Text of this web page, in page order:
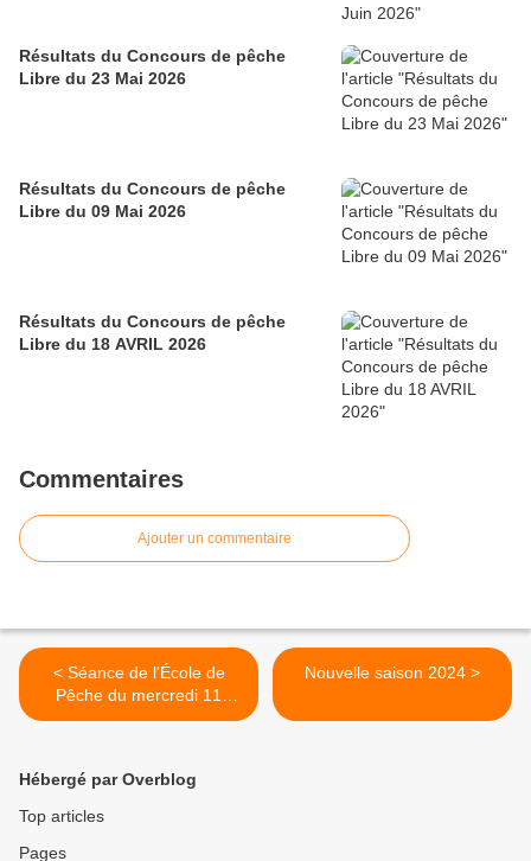
Résultats du Concours de pêche
Libre du 23 Mai 2026
Résultats du Concours de pêche
Libre du 09 Mai 2026
Résultats du Concours de pêche
Libre du 18 AVRIL 2026
Commentaires
Ajouter un commentaire
< Séance de l'École de
Pêche du mercredi 11
Octobre 2023.
Nouvelle saison 2024 >
Hébergé par Overblog
Top articles
Pages